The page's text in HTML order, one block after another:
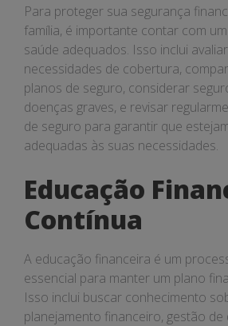
Para proteger sua segurança
família, é importante contar com
saúde adequados. Isso inclui
necessidades de cobertura,
planos de seguro, considerar
doenças graves, e revisar
de seguro para garantir que
adequadas às suas necessidades.
Educação
Contínua
A educação financeira é um
essencial para manter um plano
Isso inclui buscar conhecimento
planejamento financeiro, gestão de